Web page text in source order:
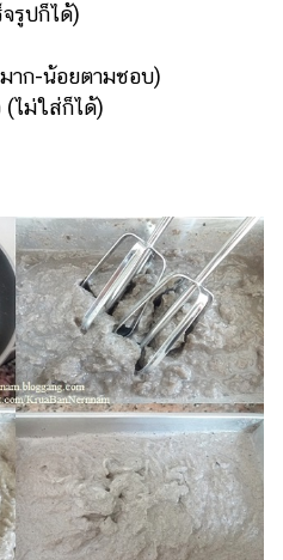
รูปก็ได้)
าก-น้อยตามชอบ)
ไม่ใส่ก็ได้)